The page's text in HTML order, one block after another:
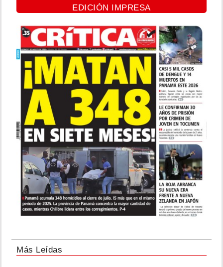
EDICIÓN IMPRESA
Más Leídas